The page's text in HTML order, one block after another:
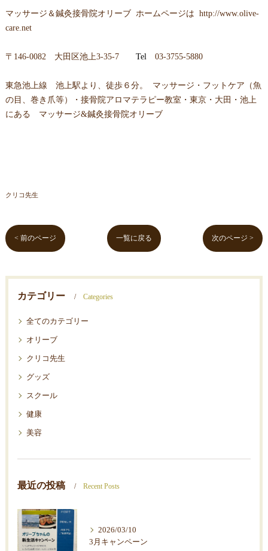
マッサージ＆鍼灸接骨院オリーブ ホームページは http://www.olive-
care.net
〒146-0082 大田区池上3-35-7Tel 03-3755-5880
東急池上線 池上駅より、徒歩６分。 マッサージ・フットケア（魚
の目、巻き爪等）・接骨院アロマテラピー教室・東京・大田・池上
にある マッサージ&鍼灸接骨院オリーブ
クリコ先生
< 前のページ 一覧に戻る 次のページ >
カテゴリー Categories
全てのカテゴリー
オリーブ
クリコ先生
グッズ
スクール
健康
美容
最近の投稿 Recent Posts
2026/03/10
3月キャンペーン